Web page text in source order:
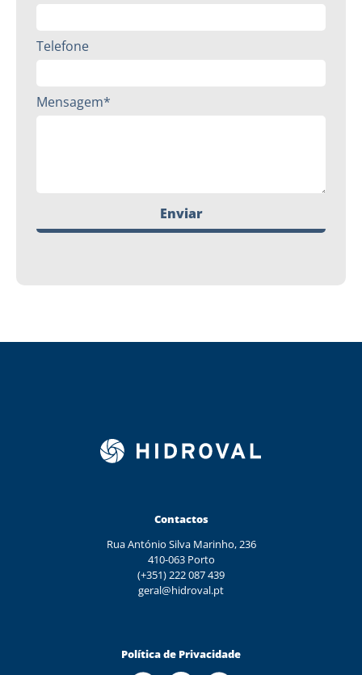
Telefone
Mensagem*
Enviar
Contactos
Rua António Silva Marinho, 236
410-063 Porto
(+351) 222 087 439
geral@hidroval.pt
Política de Privacidade